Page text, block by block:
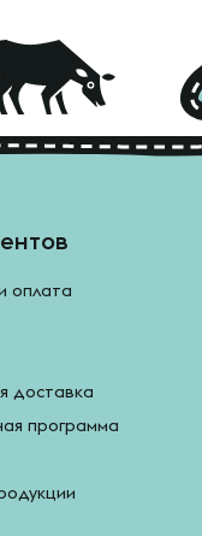
оплата
доставка
программа